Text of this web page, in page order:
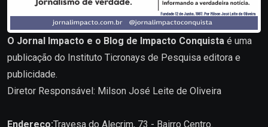
O Jornal Impacto e o Blog de Impacto Conquista é uma
publicação do Instituto Ticronays de Pesquisa editora e
publicidade.
Diretor Responsável: Milson José Leite de Oliveira
Endereço:Travesa do Alecrim, 73 - Bairro Centro.